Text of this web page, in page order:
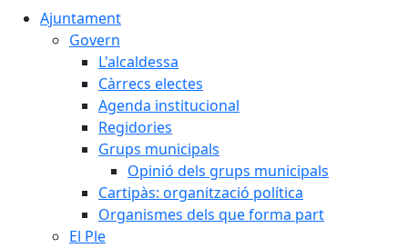
Ajuntament
Govern
L'alcaldessa
Càrrecs electes
Agenda institucional
Regidories
Grups municipals
Opinió dels grups municipals
Cartipàs: organització política
Organismes dels que forma part
El Ple